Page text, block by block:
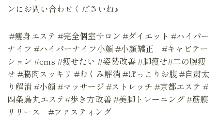
ンにお問い合わせくださいね♪
#痩身エステ #完全個室サロン #ダイエット #ハイパー
ナイフ #ハイパーナイフ小顔 #小顔矯正 #キャビテー
ション #ems #痩せたい #姿勢改善 #脚痩せ#二の腕痩
せ #脇肉スッキリ #むくみ解消 #ぽっこりお腹 #自粛太
り解消 #小顔 #マッサージ #ストレッチ #京都エステ #
四条烏丸エステ#歩き方改善 #美脚トレーニング #筋膜
リリース #ファスティング